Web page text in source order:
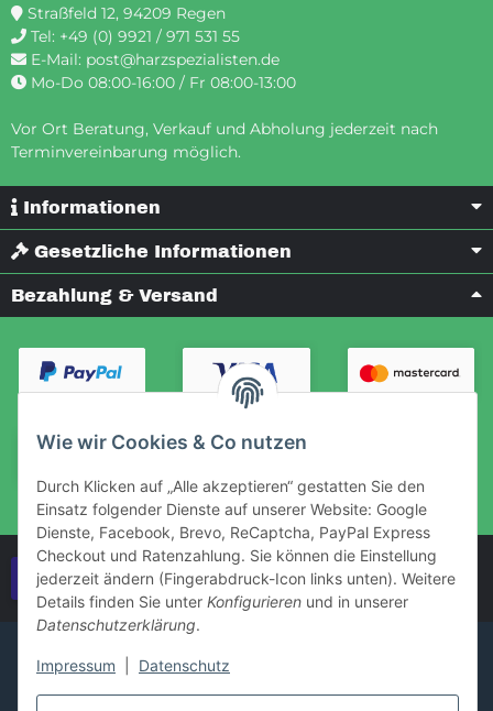
Wie wir Cookies & Co nutzen
Durch Klicken auf „Alle akzeptieren“ gestatten Sie den
Einsatz folgender Dienste auf unserer Website: Google
Dienste, Facebook, Brevo, ReCaptcha, PayPal Express
Checkout und Ratenzahlung. Sie können die Einstellung
jederzeit ändern (Fingerabdruck-Icon links unten). Weitere
Details finden Sie unter Konfigurieren und in unserer
Datenschutzerklärung.
Impressum Datenschutz
Straßfeld 12, 94209 Regen
Tel: +49 (0) 9921 / 971 531 55
E-Mail: post@harzspezialisten.de
Mo-Do 08:00-16:00 / Fr 08:00-13:00
Vor Ort Beratung, Verkauf und Abholung jederzeit nach
Terminvereinbarung möglich.
Informationen
Gesetzliche Informationen
Bezahlung & Versand
Vertrag widerrufen